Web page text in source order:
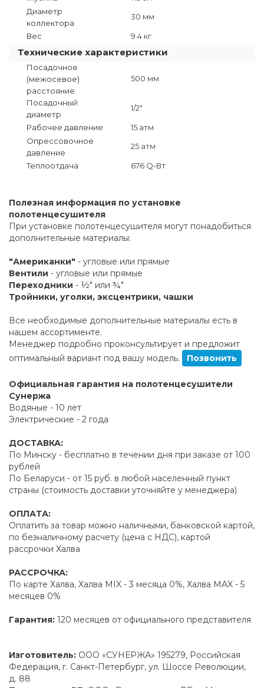
Диаметр
коллектора
30 мм
Вес 9.4 кг
Технические характеристики
Посадочное
(межосевое)
расстояние
500 мм
Посадочный
диаметр
1/2"
Рабочее давление
15 атм
Опрессовочное
давление
25 атм
Теплоотдача 676 Q-Вт
Полезная информация по установке
полотенцесушителя
При установке полотенцесушителя могут понадобиться
дополнительные материалы:
"Американки" - угловые или прямые
Вентили - угловые или прямые
Переходники - ½" или ¾"
Тройники, уголки, эксцентрики, чашки
Все необходимые дополнительные материалы есть в
нашем ассортименте.
Менеджер подробно проконсультирует и предложит
оптимальный вариант под вашу модель.
Позвонить
Официальная гарантия на полотенцесушители
Сунержа
Водяные - 10 лет
Электрические - 2 года
ДОСТАВКА:
По Минску - бесплатно в течении дня при заказе от 100
рублей
По Беларуси - от 15 руб. в любой населенный пункт
страны (стоимость доставки уточняйте у менеджера)
ОПЛАТА:
Оплатить за товар можно наличными, банковской картой,
по безналичному расчету (цена с НДС), картой
рассрочки Халва
РАССРОЧКА:
По карте Халва, Халва MIX - 3 месяца 0%, Халва MAX - 5
месяцев 0%
Гарантия: 120 месяцев от официального представителя
Изготовитель: ООО «СУНЕРЖА» 195279, Российская
Федерация, г. Санкт-Петербург, ул. Шоссе Революции,
д. 88